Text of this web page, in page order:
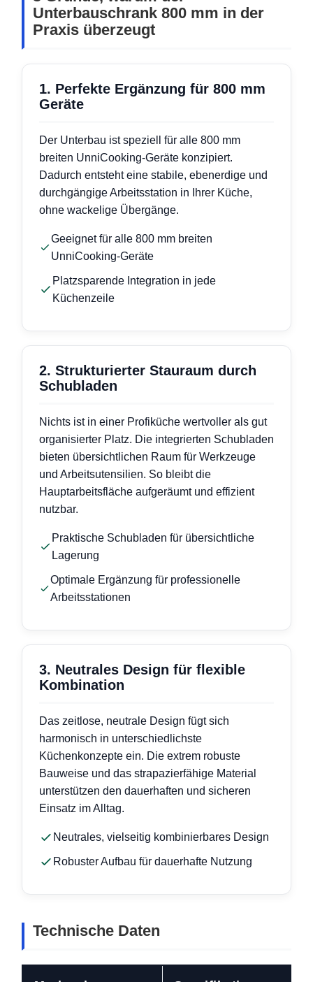
Unterbauschrank 800 mm in der
Praxis überzeugt
1. Perfekte Ergänzung für 800 mm
Geräte
Der Unterbau ist speziell für alle 800 mm
breiten UnniCooking-Geräte konzipiert.
Dadurch entsteht eine stabile, ebenerdige und
durchgängige Arbeitsstation in Ihrer Küche,
ohne wackelige Übergänge.
Geeignet für alle 800 mm breiten
UnniCooking-Geräte
Platzsparende Integration in jede
Küchenzeile
2. Strukturierter Stauraum durch
Schubladen
Nichts ist in einer Profiküche wertvoller als gut
organisierter Platz. Die integrierten Schubladen
bieten übersichtlichen Raum für Werkzeuge
und Arbeitsutensilien. So bleibt die
Hauptarbeitsfläche aufgeräumt und effizient
nutzbar.
Praktische Schubladen für übersichtliche
Lagerung
Optimale Ergänzung für professionelle
Arbeitsstationen
3. Neutrales Design für flexible
Kombination
Das zeitlose, neutrale Design fügt sich
harmonisch in unterschiedlichste
Küchenkonzepte ein. Die extrem robuste
Bauweise und das strapazierfähige Material
unterstützen den dauerhaften und sicheren
Einsatz im Alltag.
Neutrales, vielseitig kombinierbares Design
Robuster Aufbau für dauerhafte Nutzung
Technische Daten